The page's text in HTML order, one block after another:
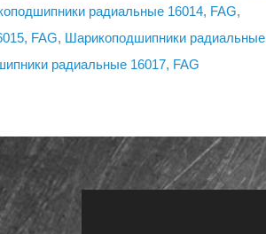
радиальные 16014, FAG,
FAG, Шарикоподшипники радиальные
радиальные 16017, FAG